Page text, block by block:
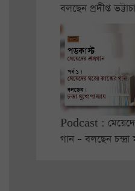
বলছেন প্রদীপ্ত
Podcast :
গান – বলছেন